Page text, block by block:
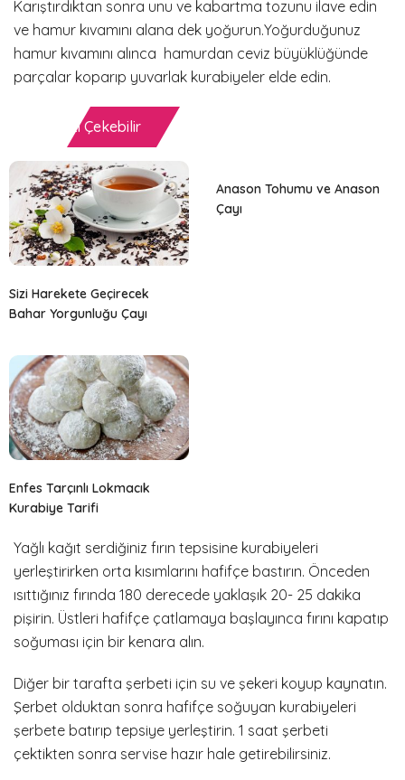
Karıştırdıktan sonra unu ve kabartma tozunu ilave edin
ve hamur kıvamını alana dek yoğurun.Yoğurduğunuz
hamur kıvamını alınca hamurdan ceviz büyüklüğünde
parçalar koparıp yuvarlak kurabiyeler elde edin.
İlginizi Çekebilir
Sizi Harekete Geçirecek
Bahar Yorgunluğu Çayı
Anason Tohumu ve Anason
Çayı
Enfes Tarçınlı Lokmacık
Kurabiye Tarifi
Yağlı kağıt serdiğiniz fırın tepsisine kurabiyeleri
yerleştirirken orta kısımlarını hafifçe bastırın. Önceden
ısıttığınız fırında 180 derecede yaklaşık 20- 25 dakika
pişirin. Üstleri hafifçe çatlamaya başlayınca fırını kapatıp
soğuması için bir kenara alın.
Diğer bir tarafta şerbeti için su ve şekeri koyup kaynatın.
Şerbet olduktan sonra hafifçe soğuyan kurabiyeleri
şerbete batırıp tepsiye yerleştirin. 1 saat şerbeti
çektikten sonra servise hazır hale getirebilirsiniz.